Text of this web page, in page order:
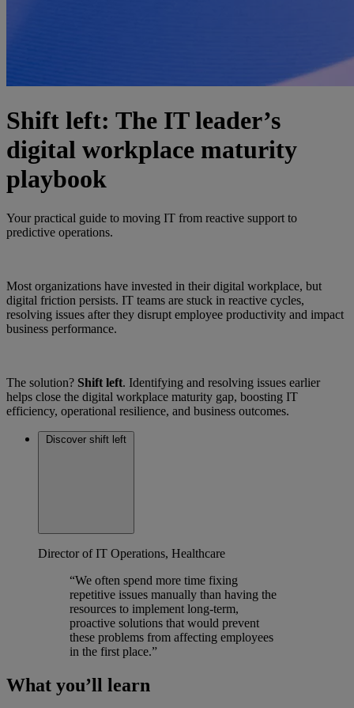
Shift left: The IT leader’s
digital workplace maturity
playbook
Your practical guide to moving IT from reactive support to
predictive operations.
Most organizations have invested in their digital workplace, but
digital friction persists. IT teams are stuck in reactive cycles,
resolving issues after they disrupt employee productivity and impact
business performance.
The solution? Shift left. Identifying and resolving issues earlier
helps close the digital workplace maturity gap, boosting IT
efficiency, operational resilience, and business outcomes.
Discover shift left
Director of IT Operations, Healthcare
“We often spend more time fixing
repetitive issues manually than having the
resources to implement long-term,
proactive solutions that would prevent
these problems from affecting employees
in the first place.”
What you’ll learn